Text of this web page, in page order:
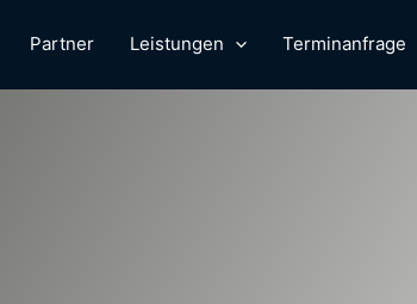
Partner Leistungen Terminanfrage